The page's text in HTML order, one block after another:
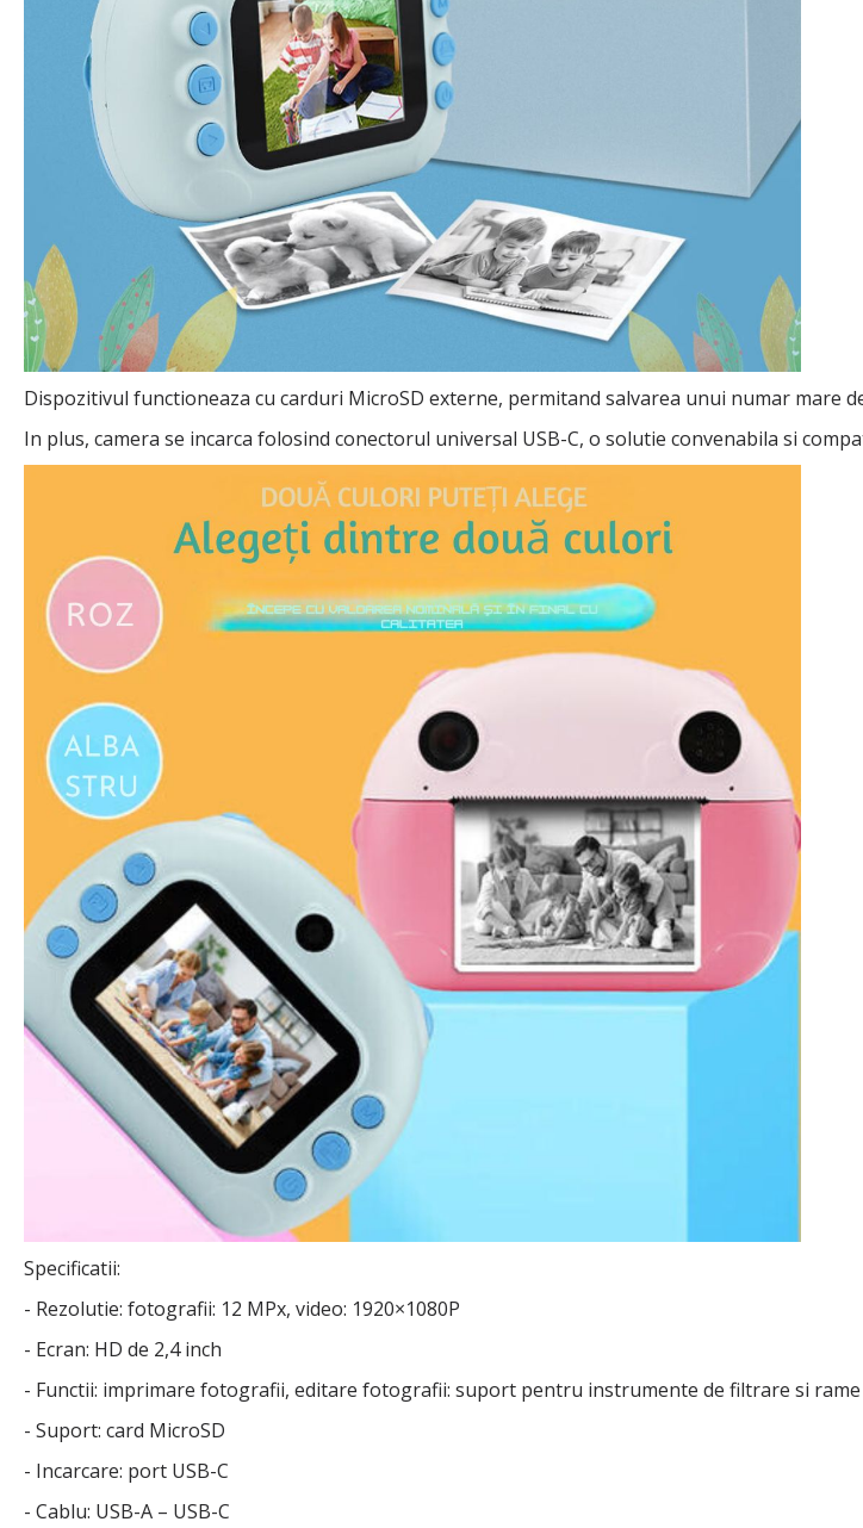
Dispozitivul functioneaza cu carduri MicroSD externe, permitand salvarea unui numar mare
In plus, camera se incarca folosind conectorul universal USB-C, o solutie convenabila si
Specificatii:
- Rezolutie: fotografii: 12 MPx, video: 1920×1080P
- Ecran: HD de 2,4 inch
- Functii: imprimare fotografii, editare fotografii: suport pentru instrumente de filtrare si
- Suport: card MicroSD
- Incarcare: port USB-C
- Cablu: USB-A – USB-C